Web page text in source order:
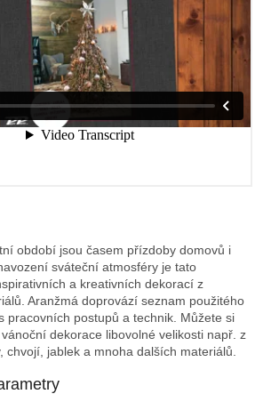
období jsou časem přízdoby domovů i
sváteční atmosféry je tato
a kreativních dekorací z
Aranžmá doprovází seznam použitého
pracovních postupů a technik. Můžete si
dekorace libovolné velikosti např. z
chvojí, jablek a mnoha dalších materiálů.